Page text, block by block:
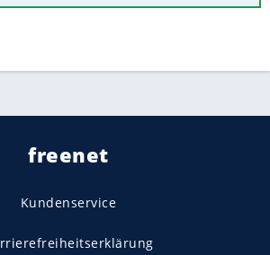
freenet
Kundenservice